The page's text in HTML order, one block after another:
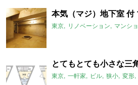
本気（マジ）地下室 付
東京 リノベーション マンシ
とてもとても小さな三
東京 一軒家 ビル 狭小 変形